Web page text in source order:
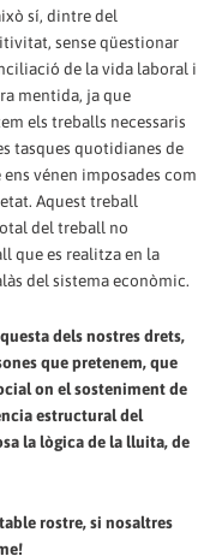
sí, dintre del
sense qüestionar
de la vida laboral i
mentida, ja que
els treballs necessaris
tasques quotidianes de
vénen imposades com
Aquest treball
del treball no
que es realitza en la
del sistema econòmic.
dels nostres drets,
que pretenem, que
on el sosteniment de
estructural del
la lògica de la lluita, de
rostre, si nosaltres